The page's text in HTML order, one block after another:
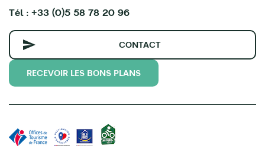
Tél : +33 (0)5 58 78 20 96
CONTACT
RECEVOIR LES BONS PLANS